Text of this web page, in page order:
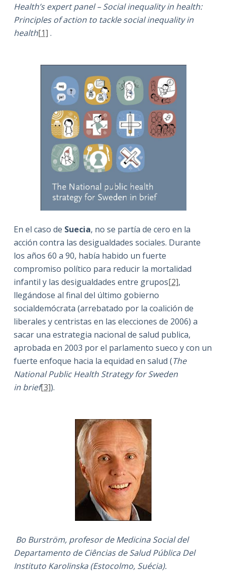
Health’s expert panel – Social inequality in health:
Principles of action to tackle social inequality in
health[1] .
En el caso de Suecia, no se partía de cero en la
acción contra las desigualdades sociales. Durante
los años 60 a 90, había habido un fuerte
compromiso político para reducir la mortalidad
infantil y las desigualdades entre grupos[2],
llegándose al final del último gobierno
socialdemócrata (arrebatado por la coalición de
liberales y centristas en las elecciones de 2006) a
sacar una estrategia nacional de salud publica,
aprobada en 2003 por el parlamento sueco y con un
fuerte enfoque hacia la equidad en salud (The
National Public Health Strategy for Sweden
in brief[3]).
Bo Burström, profesor de Medicina Social del
Departamento de Ciências de Salud Pública Del
Instituto Karolinska (Estocolmo, Suécia).